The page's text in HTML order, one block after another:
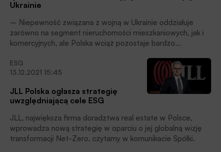
Ukrainie
– Niepewność związana z wojną w Ukrainie oddziałuje
zarówno na segment nieruchomości mieszkaniowych, jak i
komercyjnych, ale Polska wciąż pozostaje bardzo
Bonca, prezes JLL Polska. Jak wskazuje, mieszkaniówka
boryka się z dużą nierównowagą popytu i podaży, a silny
popyt wewnętrzny będzie nadal napędzać sprzedaż i ceny.
Z kolei na rynku komercyjnym łączna wartość transakcji
inwestycyjnych sięgnęła w ubiegłym roku 6,4 mld euro. Tu
też można się spodziewać w nadchodzących miesiącach
wzrostu cen i waloryzacji czynszów.
ESG
13.12.2021 15:45
JLL Polska ogłasza strategię
uwzględniającą cele ESG
JLL, największa firma doradztwa real estate w Polsce,
wprowadza nową strategię w oparciu o jej globalną wizję
transformacji Net-Zero, czytamy w komunikacie Spółki.